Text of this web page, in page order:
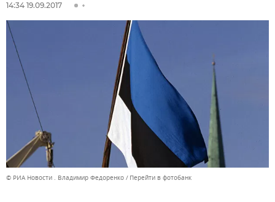
14:34 19.09.2017
© РИА Новости . Владимир Федоренко Перейти в фотобанк